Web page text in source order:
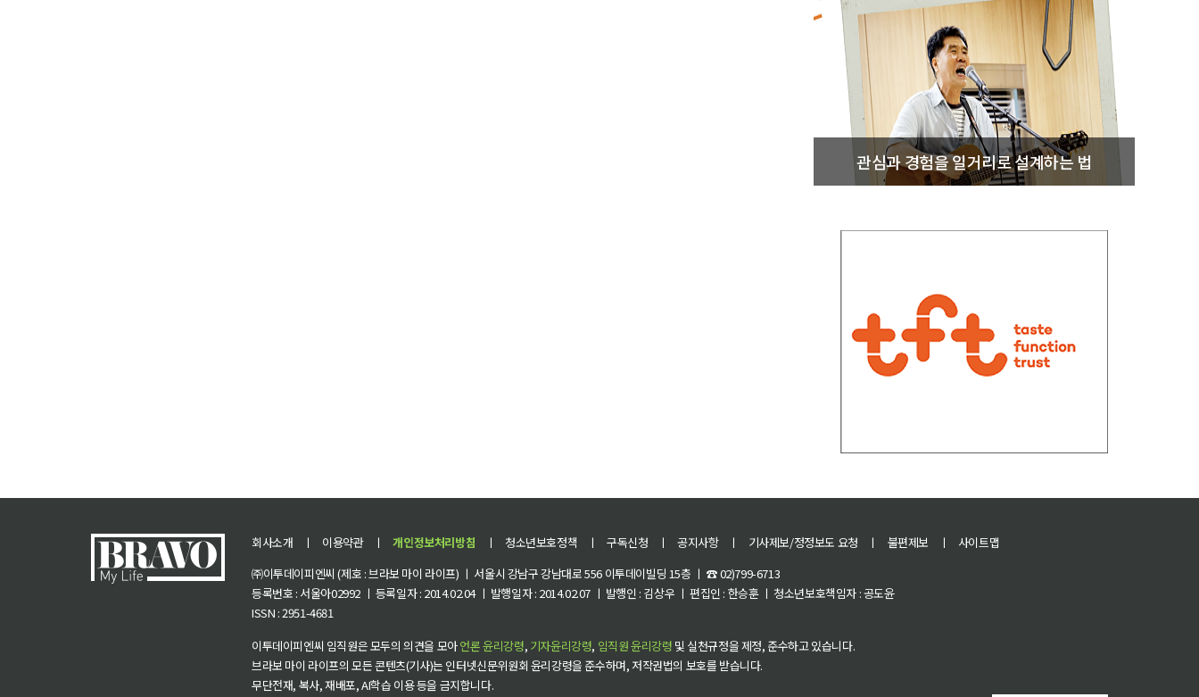
관심과 경험을 일거리로 설계하는 법
회사소개 ㅣ 이용약관 ㅣ 개인정보처리방침 ㅣ 청소년보호정책 ㅣ 구독신청 ㅣ 공지사항 ㅣ 기사제보/정정보도 요청 ㅣ 불편제보 ㅣ
사이트맵
㈜이투데이피엔씨 (제호 : 브라보 마이 라이프) ㅣ 서울시 강남구 강남대로 556 이투데이빌딩 15층 ㅣ ☎ 02)799-6713
등록번호 : 서울아02992 ㅣ 등록일자 : 2014.02.04 ㅣ 발행일자 : 2014.02.07 ㅣ 발행인 : 김상우 ㅣ 편집인 : 한승훈 ㅣ 청소년보호책임자 : 공도윤
ISSN : 2951-4681
이투데이피엔씨 임직원은 모두의 의견을 모아언론 윤리강령, 기자윤리강령, 임직원 윤리강령 및 실천규정을 제정, 준수하고 있습니다.
브라보 마이 라이프의 모든 콘텐츠(기사)는 인터넷신문위원회 윤리강령을 준수하며, 저작권법의 보호를 받습니다.
무단전재, 복사, 재배포, AI학습 이용 등을 금지합니다.